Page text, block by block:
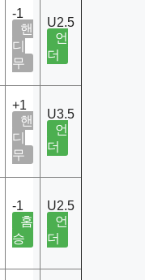
-1
핸
디
무
U2.5
언
더
+1
핸
디
무
U3.5
언
더
-1
홈
승
U2.5
언
더